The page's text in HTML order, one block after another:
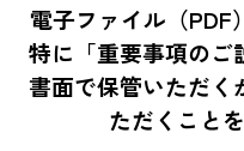
電子ファイル（PDF
特に「重要事項のご
書面で保管いただく
ただくこと